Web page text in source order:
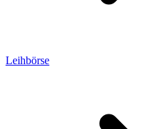
Leihbörse